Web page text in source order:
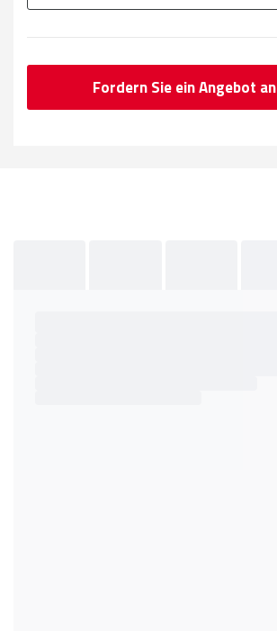
Fordern Sie ein Angebot an